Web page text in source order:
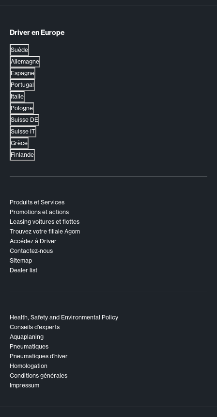
Driver en Europe
Suède
Allemagne
Espagne
Portugal
Italie
Pologne
Suisse DE
Suisse IT
Grèce
Finlande
Produits et Services
Promotions et actions
Leasing voitures et flottes
Trouvez votre filiale Agom
Accédez à Driver
Contactez-nous
Sitemap
Dealer list
Health, Safety and Environmental Policy
Conseils d'experts
Aquaplaning
Pneumatiques
Pneumatiques d'hiver
Homologation
Conditions générales
Impressum